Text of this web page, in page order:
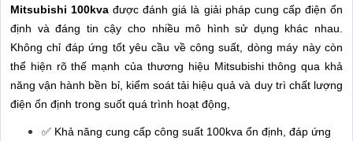
Mitsubishi 100kva được đánh giá là giải pháp cung cấp điện ổn
định và đáng tin cậy cho nhiều mô hình sử dụng khác nhau.
Không chỉ đáp ứng tốt yêu cầu về công suất, dòng máy này còn
thể hiện rõ thế mạnh của thương hiệu Mitsubishi thông qua khả
năng vận hành bền bỉ, kiểm soát tải hiệu quả và duy trì chất lượng
điện ổn định trong suốt quá trình hoạt động,
✅ Khả năng cung cấp công suất 100kva ổn định, đáp ứng